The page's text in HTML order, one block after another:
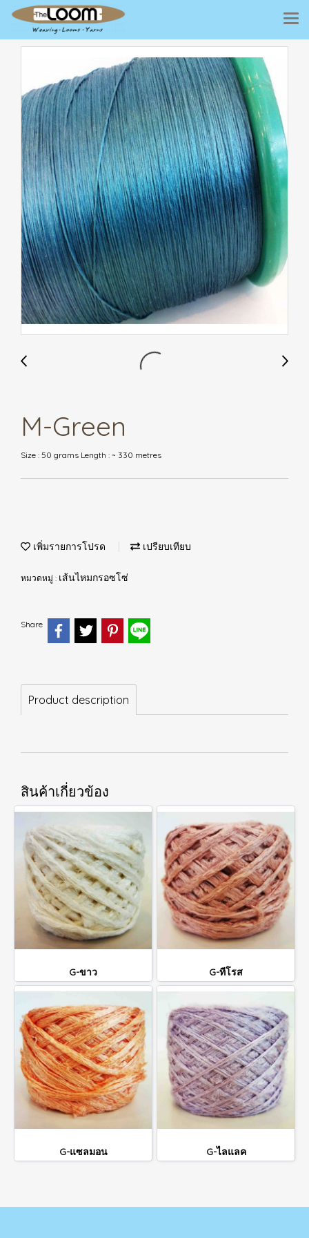
M-Green
Size : 50 grams Length : ~ 330 metres
เพิ่มรายการโปรด เปรียบเทียบ
หมวดหมู่ : เส้นไหมกรอซโซ่
Share
Product description
สินค้าเกี่ยวข้อง
G-ขาว G-ทีโรส
G-แซลมอน G-ไลแลค